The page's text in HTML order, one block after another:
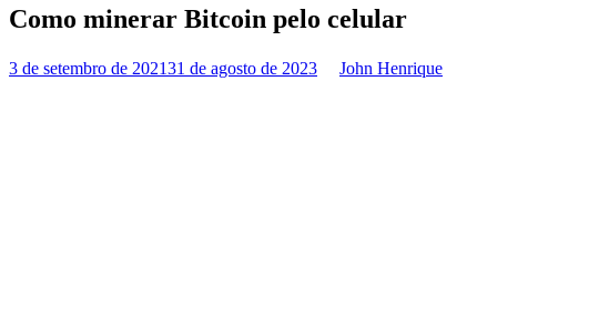
Como minerar Bitcoin pelo celular
3 de setembro de 202131 de agosto de 2023 John Henrique